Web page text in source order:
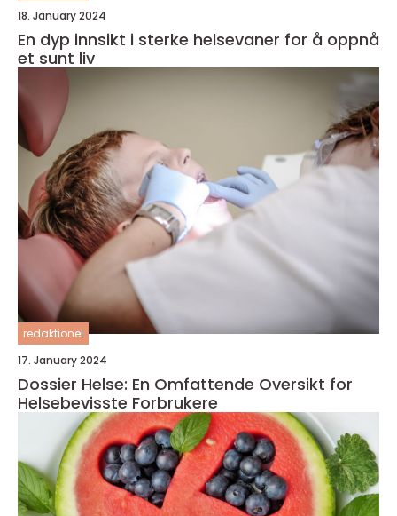
18. January 2024
En dyp innsikt i sterke helsevaner for å oppnå
et sunt liv
redaktionel
17. January 2024
Dossier Helse: En Omfattende Oversikt for
Helsebevisste Forbrukere